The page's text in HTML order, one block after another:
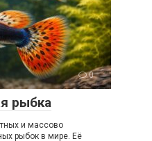
0
рыбка
и массово
рыбок в мире. Её